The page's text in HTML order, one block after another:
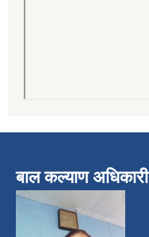
बाल कल्याण अधिकारी